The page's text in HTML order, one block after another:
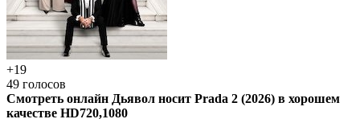
+19
49 голосов
Смотреть онлайн Дьявол носит Prada 2 (2026) в хорошем
качестве HD720,1080